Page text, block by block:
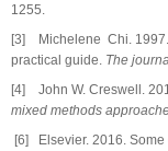
1255.
[3] Michelene Chi. 1997.
practical guide. The
[4] John W. Creswell.
mixed methods
[6] Elsevier. 2016.